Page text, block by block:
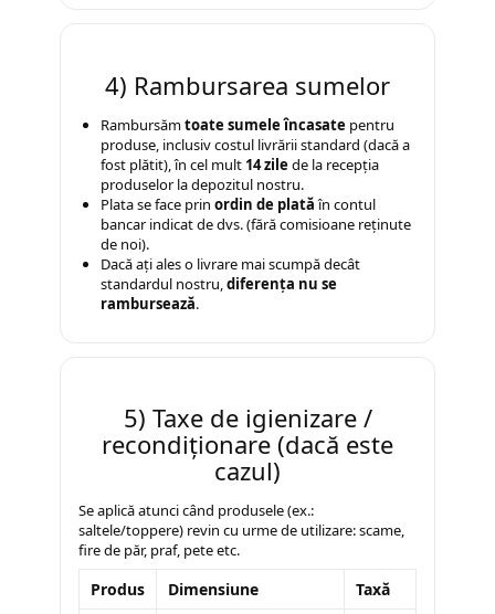
Saltele patuturi copii
Paturi copii
Masa si scaune gradinita
Seturi comode living si
dormitor
4) Rambursarea sumelor
Rambursămtoate sumele încasate pentru
produse, inclusiv costul livrării standard (dacă a
fost plătit), în cel mult 14 zile de la recepția
produselor la depozitul nostru.
Plata se face prin ordin de platăîn contul
bancar indicat de dvs. (fără comisioane reținute
de noi).
Dacă ați ales o livrare mai scumpă decât
standardul nostru,diferența nu se
rambursează.
5) Taxe de igienizare /
recondiționare (dacă este
cazul)
Se aplică atunci când produsele (ex.:
saltele/toppere) revin cu urme de utilizare: scame,
fire de păr, praf, pete etc.
Produs Dimensiune
Taxă